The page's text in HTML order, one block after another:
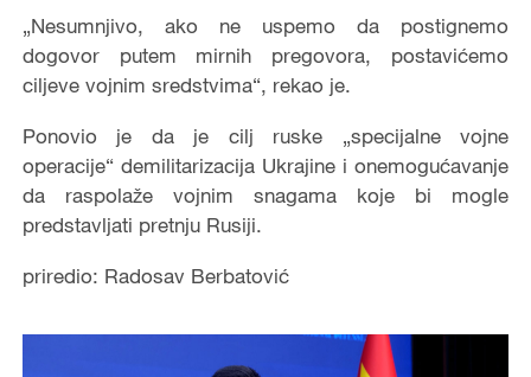
„Nesumnjivo, ako ne uspemo da postignemo
dogovor putem mirnih pregovora, postavićemo
ciljeve vojnim sredstvima“, rekao je.
Ponovio je da je cilj ruske „specijalne vojne
operacije“ demilitarizacija Ukrajine i onemogućavanje
da raspolaže vojnim snagama koje bi mogle
predstavljati pretnju Rusiji.
priredio: Radosav Berbatović